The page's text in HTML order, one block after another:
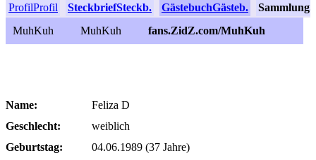
ProfilProfil SteckbriefSteckb. GästebuchGästeb. Sammlung
MuhKuh
MuhKuh fans.ZidZ.com/MuhKuh
Name:
Feliza D
Geschlecht:
weiblich
Geburtstag:
04.06.1989 (37 Jahre)